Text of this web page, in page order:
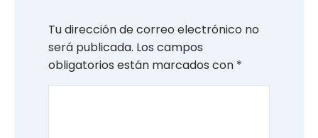
Tu dirección de correo electrónico no
será publicada. Los campos
obligatorios están marcados con *